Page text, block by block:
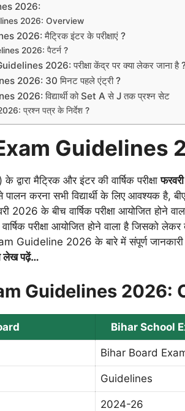
2026:
2026: Overview
2026: मैट्रिक इंटर के परीक्षाएं ?
2026: पैटर्न ?
2026: परीक्षा केंद्र पर क्या लेकर जाना है
2026: 30 मिनट पहले एंट्री ?
2026: विद्यार्थी को Set A से J तक प्रश्न सेट
प्रश्न पत्र के निर्देश ?
Guidelines
) के द्वारा मैट्रिक और इंटर की वार्षिक परीक्षाफरवरी
करना सभी विद्यार्थी के लिए आवश्यक है,
2026 के बीच वार्षिक परीक्षा आयोजित होने
परीक्षा आयोजित होने वाला है जिसको लेकर
Guideline 2026 के बारे में संपूर्ण जानकारी
लेख पढ़ें…
Guidelines 2026:
Bihar School
Bihar Board
Guidelines
2024-26